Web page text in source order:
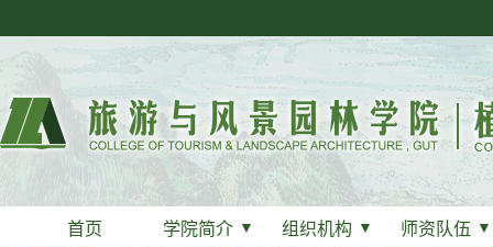
首页 学院简介 ▼ 组织机构 ▼ 师资队伍 ▼